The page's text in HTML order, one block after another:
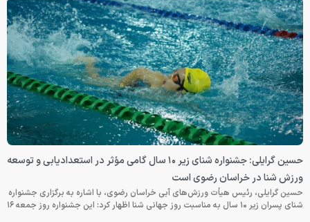
حسین گرایلی: جشنواره شنای زیر ۱۰ سال گامی مؤثر در استعدادیابی و توسعه
ورزش شنا در خراسان رضوی است
حسین گرایلی، رئیس هیأت ورزش‌های آبی خراسان رضوی، با اشاره به برگزاری جشنواره
شنای پسران زیر ۱۰ سال به مناسبت روز جهانی شنا اظهار کرد: این جشنواره روز جمعه‌ ۱۶